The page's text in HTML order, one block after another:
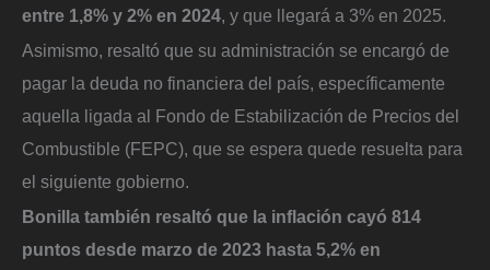
entre 1,8% y 2% en 2024, y que llegará a 3% en 2025.
Asimismo, resaltó que su administración se encargó de
pagar la deuda no financiera del país, específicamente
aquella ligada al Fondo de Estabilización de Precios del
Combustible (FEPC), que se espera quede resuelta para
el siguiente gobierno.
Bonilla también resaltó que la inflación cayó 814
puntos desde marzo de 2023 hasta 5,2% en